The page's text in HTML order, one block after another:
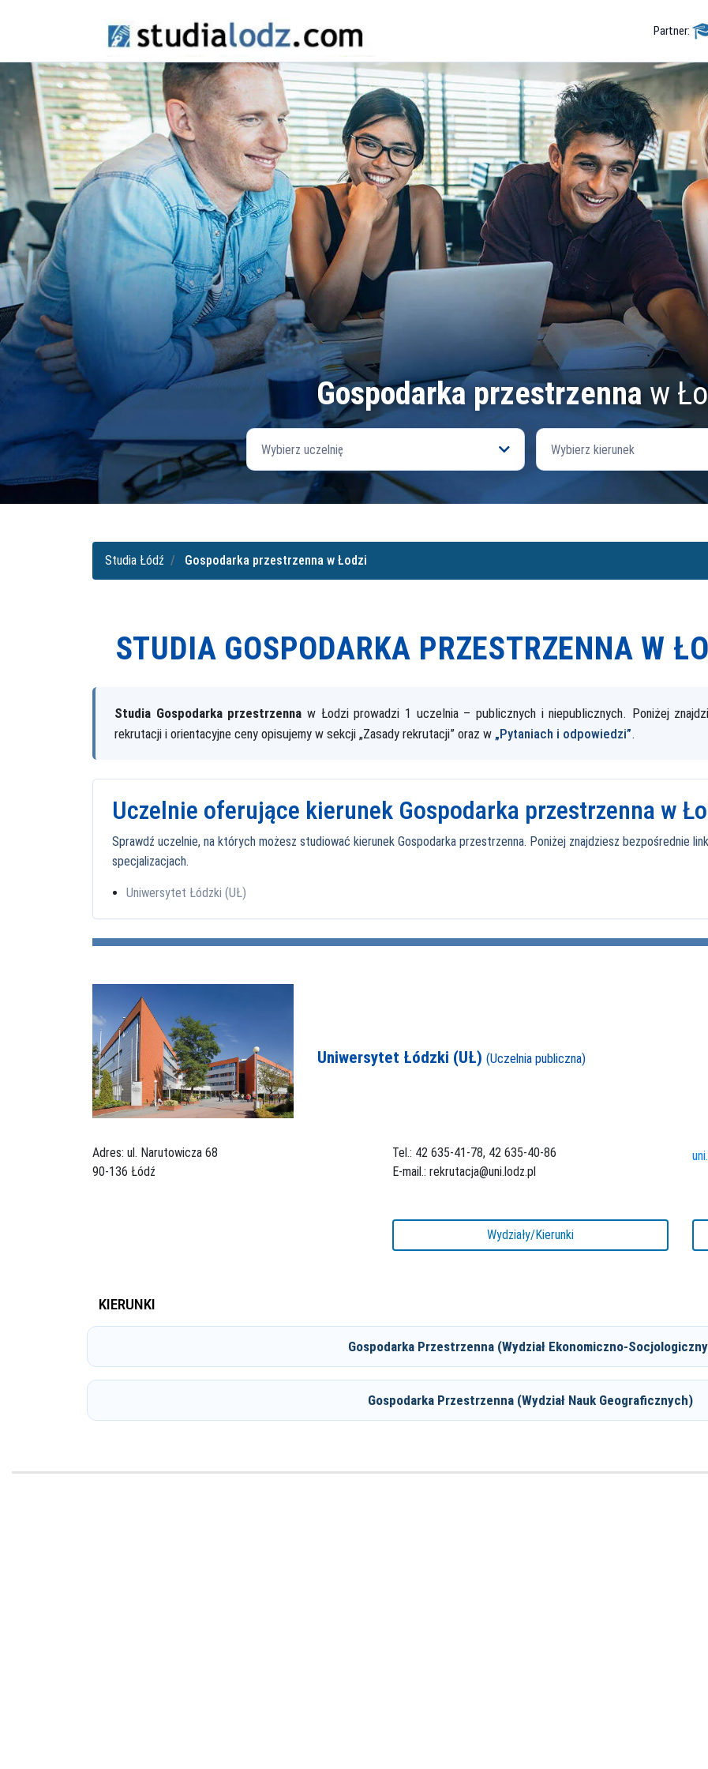
Partner:
Gospodarka przestrzenna w
Wybierz uczelnię Wybierz kierunek
Studia Łódź Gospodarka przestrzenna w Łodzi
STUDIA GOSPODARKA PRZESTRZENNA W
Studia Gospodarka przestrzenna w Łodzi prowadzi 1 uczelnia – publicznych i niepublicznych. Poniżej
rekrutacji i orientacyjne ceny opisujemy w sekcji „Zasady rekrutacji” oraz w „Pytaniach i odpowiedzi”.
Uczelnie oferujące kierunek Gospodarka przestrzenna w
Sprawdź uczelnie, na których możesz studiować kierunek Gospodarka przestrzenna. Poniżej znajdziesz bezpośrednie
specjalizacjach.
Uniwersytet Łódzki (UŁ)
Uniwersytet Łódzki (UŁ) (Uczelnia publiczna)
Adres: ul. Narutowicza 68
90-136 Łódź
Tel.: 42 635-41-78, 42 635-40-86
E-mail.: rekrutacja@uni.lodz.pl
Wydziały/Kierunki
KIERUNKI
Gospodarka Przestrzenna (Wydział Ekonomiczno-
Gospodarka Przestrzenna (Wydział Nauk Geograficznych)